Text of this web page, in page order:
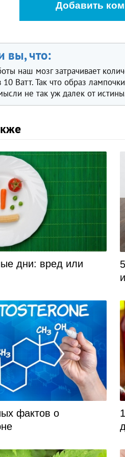
Добавить
вы, что:
наш мозг затрачивает
Ватт. Так что образ
не так уж далек от
дни: вред или
фактов о